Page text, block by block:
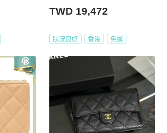
TWD 19,472
狀況良好 香港 免運